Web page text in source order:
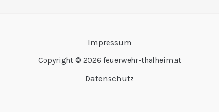
Impressum
Copyright © 2026 feuerwehr-thalheim.at
Datenschutz